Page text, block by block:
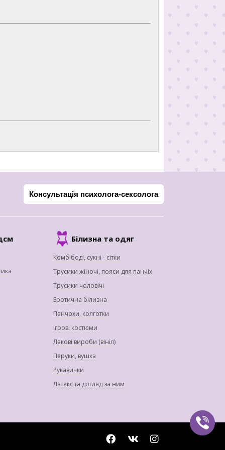
Консультація психолога-сексолога
Білизна та одяг
Комбібоді, сукні - сітки
Трусики жіночі, пояси для панчіх
Трусики чоловічі
Еротична білизна
Панчохи, колготки
Ігрові костюми
Лакові вироби (вініл)
Перуки, вушка
Рукавички
Латекс та догляд за ним